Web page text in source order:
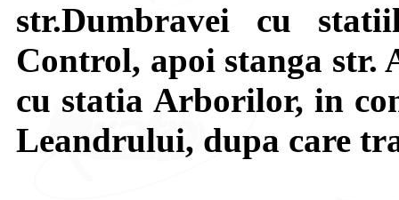
str.Dumbravei cu
Control, apoi stanga
cu statia Arborilor, in
Leandrului, dupa care